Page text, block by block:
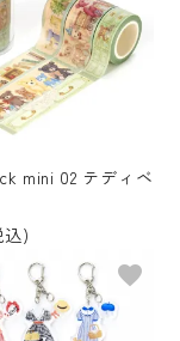
mini 02 テディベ
)
favorite